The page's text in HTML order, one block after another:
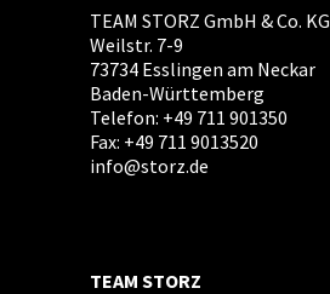
TEAM STORZ GmbH & Co. KG
Weilstr. 7-9
73734 Esslingen am Neckar
Baden-Württemberg
Telefon: +49 711 901350
Fax: +49 711 9013520
info@storz.de
TEAM STORZ